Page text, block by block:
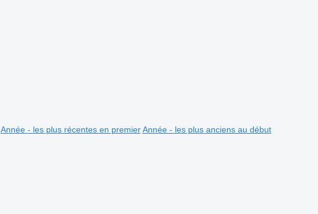
Année - les plus récentes en premier Année - les plus anciens au début